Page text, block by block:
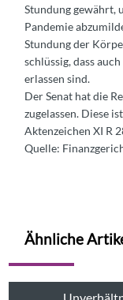
Stundung gewährt,
Pandemie
Stundung der
schlüssig, dass
erlassen sind.
Der Senat hat die
zugelassen. Diese
Aktenzeichen XI R
Quelle:
Ähnliche